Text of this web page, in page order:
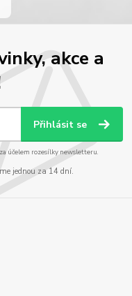
akce a
Přihlásit se
účelem rozesílky newsletteru.
jednou za 14 dní.